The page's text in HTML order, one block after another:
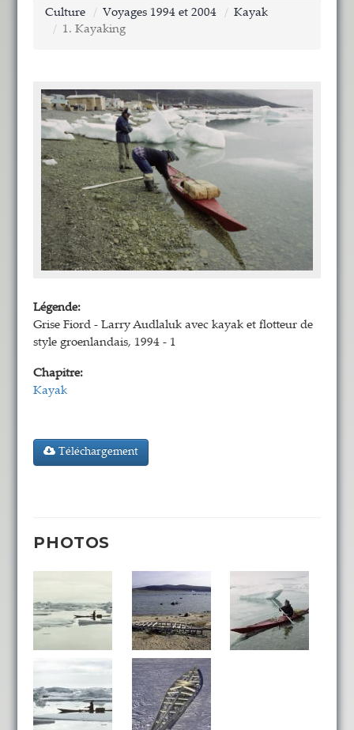
Culture Voyages 1994 et 2004
Kayak
1. Kayaking
Légende:
Grise Fiord - Larry Audlaluk avec kayak et flotteur de
style groenlandais, 1994 - 1
Chapitre:
Kayak
Téléchargement
PHOTOS